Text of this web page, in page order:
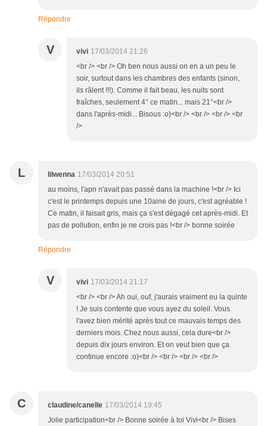
Répondre
V vivi 17/03/2014 21:26
<br /> <br /> Oh ben nous aussi on en a un peu le
soir, surtout dans les chambres des enfants (sinon,
ils râlent !!!). Comme il fait beau, les nuits sont
fraîches, seulement 4° ce matin... mais 21°<br />
dans l'après-midi... Bisous :o)<br /> <br /> <br /> <br
/>
L lilwenna 17/03/2014 20:51
au moins, l'apn n'avait pas passé dans la machine !<br /> Ici
c'est le printemps depuis une 10aine de jours, c'est agréable !
Ce matin, il faisait gris, mais ça s'est dégagé cet après-midi. Et
pas de pollution, enfin je ne crois pas !<br /> bonne soirée
Répondre
V vivi 17/03/2014 21:17
<br /> <br /> Ah oui, ouf, j'aurais vraiment eu la quinte
! Je suis contente que vous ayez du soleil. Vous
l'avez bien mérité après tout ce mauvais temps des
derniers mois. Chez nous aussi, cela dure<br />
depuis dix jours environ. Et on veut bien que ça
continue encore :o)<br /> <br /> <br /> <br />
C claudine/canelle 17/03/2014 19:45
Jolie participation<br /> Bonne soirée à toi Vivi<br /> Bises